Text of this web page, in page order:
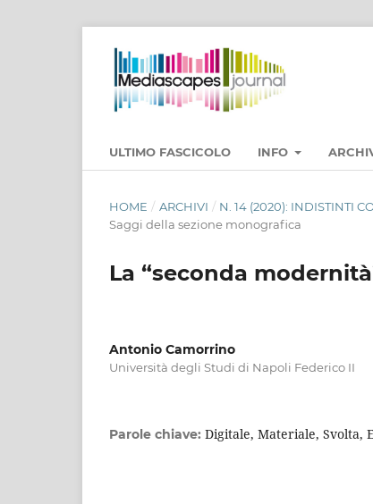
ULTIMO FASCICOLO INFO
HOME / ARCHIVI / N. 14 (2020): INDISTINTI
Saggi della sezione monografica
La “seconda
Antonio Camorrino
Università degli Studi di Napoli Federico II
Parole chiave: Digitale, Materiale, Svolta,